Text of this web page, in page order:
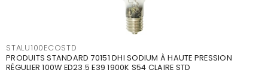
STALU100ECOSTD
PRODUITS STANDARD 70151 DHI SODIUM À HAUTE PRESSION
RÉGULIER 100W ED23.5 E39 1900K S54 CLAIRE STD